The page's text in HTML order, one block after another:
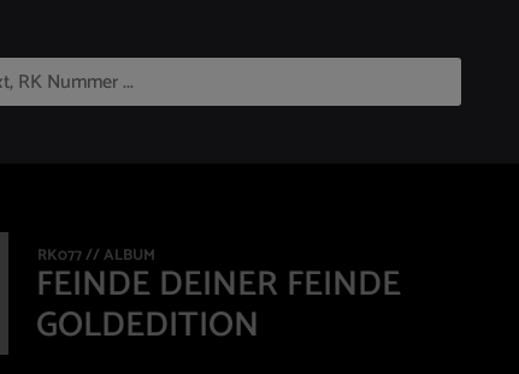
RK077 // ALBUM
FEINDE DEINER FEINDE
GOLDEDITION